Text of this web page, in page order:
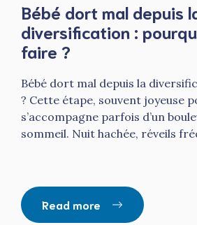
Bébé dort mal depuis
diversification :
faire ?
Bébé dort mal depuis la
? Cette étape, souvent joyeuse
s’accompagne parfois d’un
sommeil. Nuit hachée, réveils
Read more